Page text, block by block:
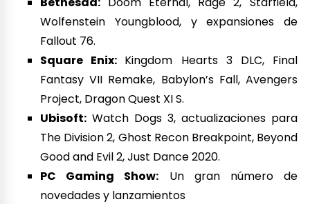
Wolfenstein Youngblood, y expansiones de
Fallout 76.
Square Enix: Kingdom Hearts 3 DLC, Final
Fantasy VII Remake, Babylon’s Fall, Avengers
Project, Dragon Quest XI S.
Ubisoft: Watch Dogs 3, actualizaciones para
The Division 2, Ghost Recon Breakpoint, Beyond
Good and Evil 2, Just Dance 2020.
PC Gaming Show: Un gran número de
novedades y lanzamientos